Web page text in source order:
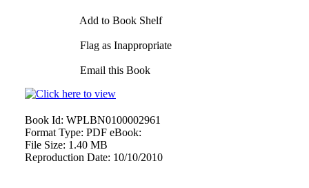
Add to Book Shelf
Flag as Inappropriate
Email this Book
Book Id: WPLBN0100002961
Format Type: PDF eBook:
File Size: 1.40 MB
Reproduction Date: 10/10/2010